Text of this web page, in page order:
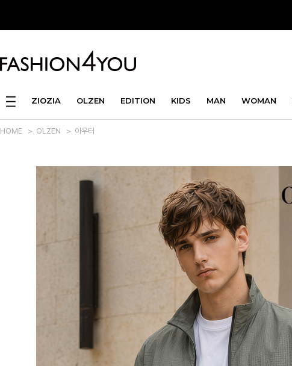
ZIOZIA OLZEN EDITION KIDS MAN WOMAN
HOME > OLZEN > 아우터